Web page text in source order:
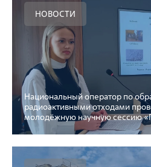
НОВОСТИ
Национальный оператор по
радиоактивными отходами
молодёжную научную сессию